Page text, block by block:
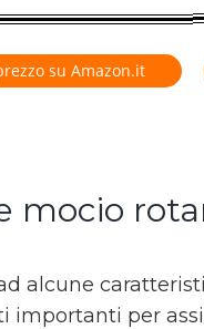
su Amazon.it
mocio
alcune
importanti per